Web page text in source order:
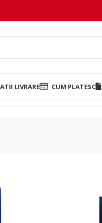
LIVRARE CUM PLATESC